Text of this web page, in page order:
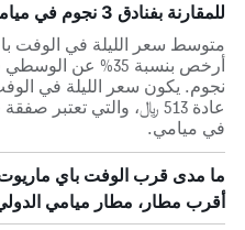
للمقارنة بفنادق 3 نجوم في ميامي؟
متوسط سعر الليلة في الوفت
نجوم. يكون سعر الليلة في
عادة 513 ﷼، والتي تعتبر
في ميامي.
ما مدى قرب الوفت باي
أقرب مطار، مطار ميامي